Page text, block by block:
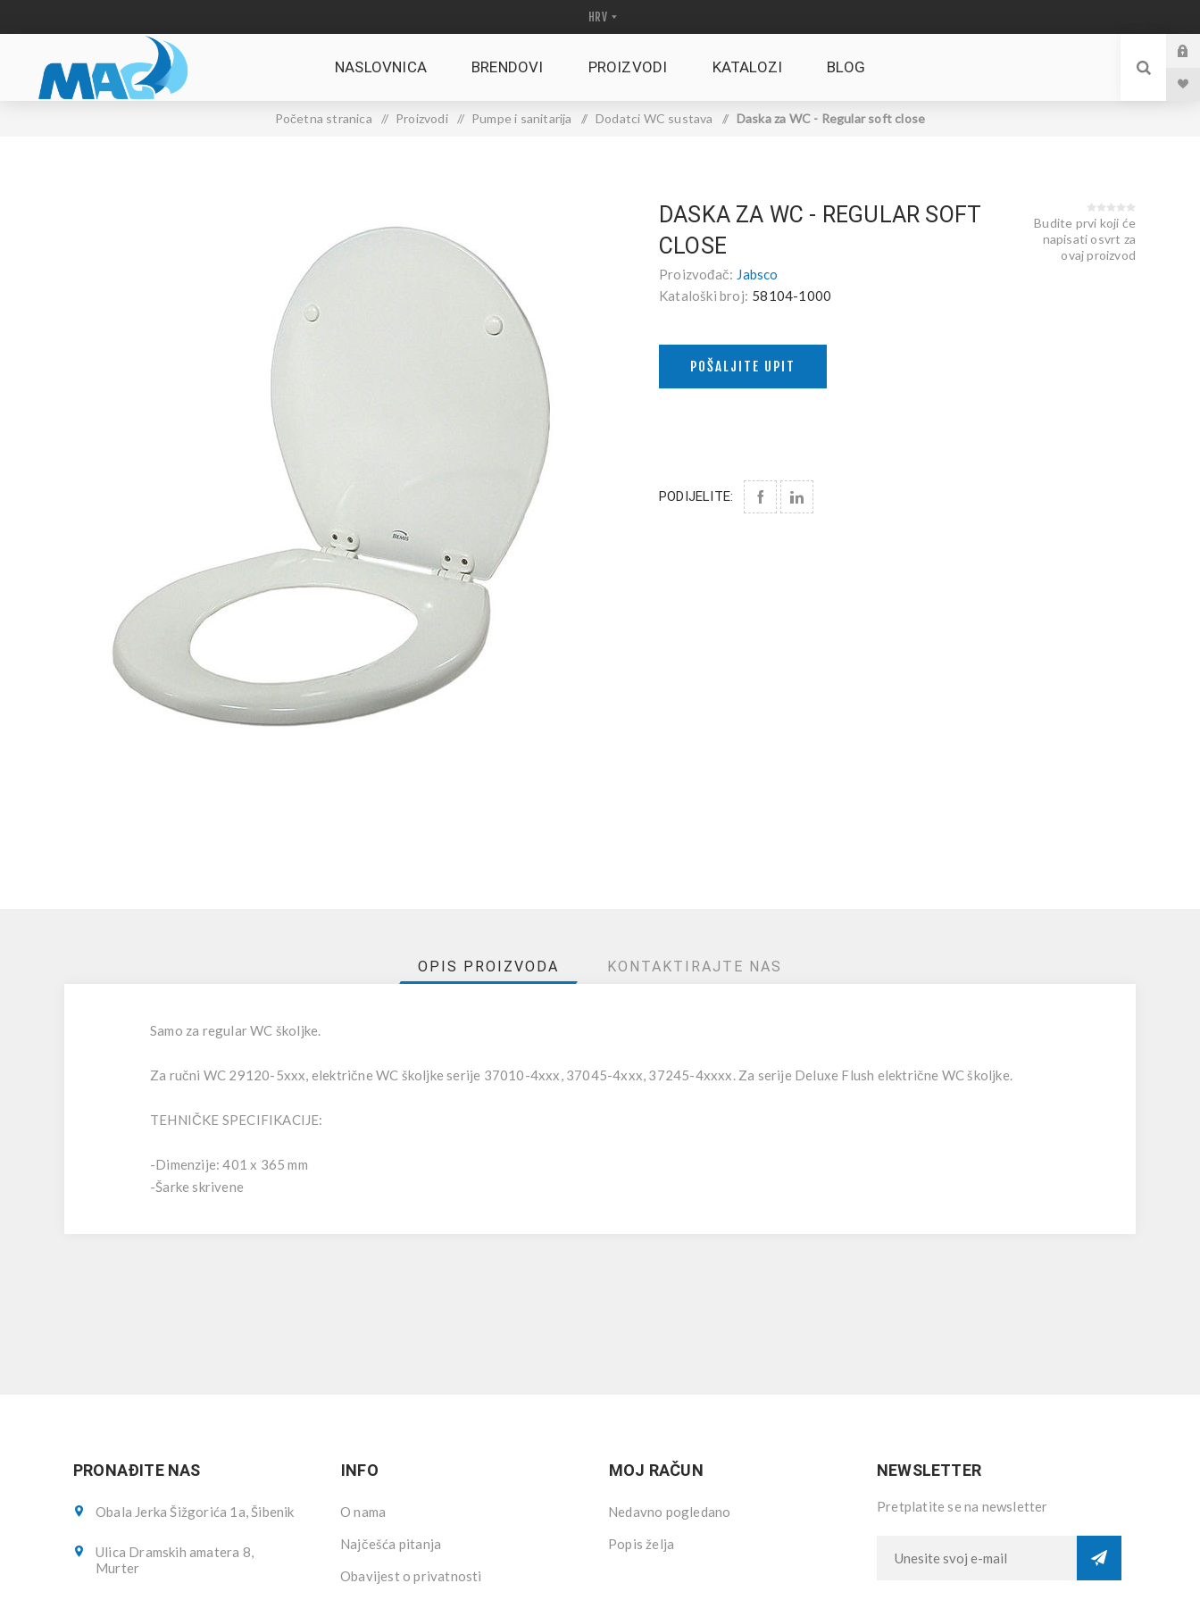
NASLOVNICA BRENDOVI PROIZVODI KATALOZI BLOG
Početna stranica / Proizvodi / Pumpe i sanitarija / Dodatci WC sustava / Daska za WC - Regular soft close
DASKA ZA WC - REGULAR SOFT
CLOSE
Proizvođač: Jabsco
Kataloški broj: 58104-1000
Budite prvi koji će
napisati osvrt za
ovaj proizvod
POŠALJITE UPIT
PODIJELITE:
OPIS PROIZVODA KONTAKTIRAJTE NAS
Samo za regular WC školjke.
Za ručni WC 29120-5xxx, električne WC školjke serije 37010-4xxx, 37045-4xxx, 37245-4xxxx. Za serije Deluxe Flush električne WC školjke.
TEHNIČKE SPECIFIKACIJE:
-Dimenzije: 401 x 365 mm
-Šarke skrivene
PRONAĐITE NAS
Obala Jerka Šižgorića 1a, Šibenik
Ulica Dramskih amatera 8,
Murter
INFO
O nama
Najčešća pitanja
Obavijest o privatnosti
MOJ RAČUN
Nedavno pogledano
Popis želja
NEWSLETTER
Pretplatite se na newsletter